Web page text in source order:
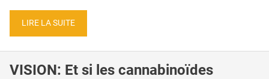
LIRE LA SUITE
VISION: Et si les cannabinoïdes